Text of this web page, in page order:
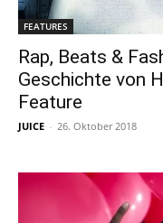
FEATURES
Rap, Beats &
Geschichte von
Feature
JUICE - 26. Oktober 2018